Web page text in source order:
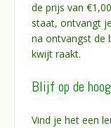
de prijs van
staat, ontvangt
na ontvangst de
kwijt raakt.
Blijf op de
Vind je het een